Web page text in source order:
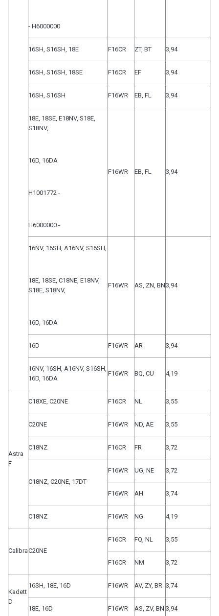
- H6000000
16SH, S16SH, 18E F16CR ZT, BT 3,94
16SH, S16SH, 18SE F16CR EF 3,94
16SH, S16SH F16WR EB, FL 3,94
18E, 18SE, E18NV, S18E,
S18NV,
16D, 16DA
H1001772 -
H6000000 -
F16WR EB, FL 3,94
16NV, 16SH, A16NV, S16SH,
18E, 18SE, C18NE, E18NV,
S18E, S18NV,
16D, 16DA
F16WR AS, ZN, BN3,94
16D F16WR AR 3,94
16NV, 16SH, A16NV, S16SH,
16D, 16DA
F16WR BQ, CU 4,19
Astra
F
C18XE, C20NE F16CR NL 3,55
C20NE F16WR ND, AE 3,55
C18NZ F16CR FR 3,72
C18NZ, C20NE, 17DT
F16WR UG, NE 3,72
F16WR AH 3,74
C18NZ F16WR NG 4,19
CalibraC20NE
F16CR FQ, NL 3,55
F16CR NM 3,72
Kadett
D
16SH, 18E, 16D F16WR AV, ZY, BR 3,74
18E, 16D F16WR AS, ZV, BN 3,94